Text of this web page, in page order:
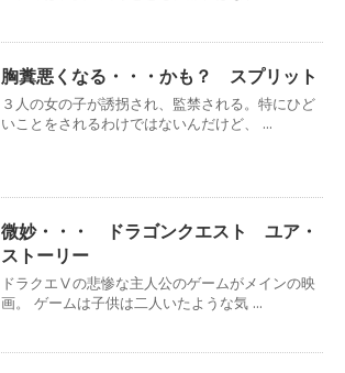
胸糞悪くなる・・・かも？ スプリット
３人の女の子が誘拐され、監禁される。特にひど
いことをされるわけではないんだけど、 ...
微妙・・・ ドラゴンクエスト ユア・
ストーリー
ドラクエⅤの悲惨な主人公のゲームがメインの映
画。 ゲームは子供は二人いたような気 ...